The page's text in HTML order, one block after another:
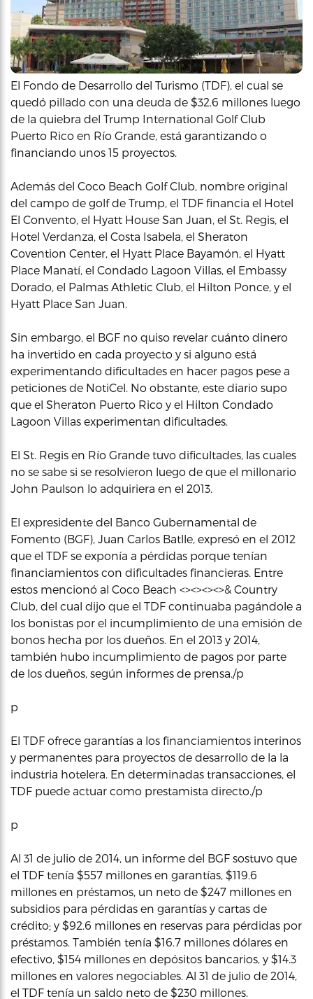
El Fondo de Desarrollo del Turismo (TDF), el cual se
quedó pillado con una deuda de $32.6 millones luego
de la quiebra del Trump International Golf Club
Puerto Rico en Río Grande, está garantizando o
financiando unos 15 proyectos.
Además del Coco Beach Golf Club, nombre original
del campo de golf de Trump, el TDF financia el Hotel
El Convento, el Hyatt House San Juan, el St. Regis, el
Hotel Verdanza, el Costa Isabela, el Sheraton
Covention Center, el Hyatt Place Bayamón, el Hyatt
Place Manatí, el Condado Lagoon Villas, el Embassy
Dorado, el Palmas Athletic Club, el Hilton Ponce, y el
Hyatt Place San Juan.
Sin embargo, el BGF no quiso revelar cuánto dinero
ha invertido en cada proyecto y si alguno está
experimentando dificultades en hacer pagos pese a
peticiones de NotiCel. No obstante, este diario supo
que el Sheraton Puerto Rico y el Hilton Condado
Lagoon Villas experimentan dificultades.
El St. Regis en Río Grande tuvo dificultades, las cuales
no se sabe si se resolvieron luego de que el millonario
John Paulson lo adquiriera en el 2013.
El expresidente del Banco Gubernamental de
Fomento (BGF), Juan Carlos Batlle, expresó en el 2012
que el TDF se exponía a pérdidas porque tenían
financiamientos con dificultades financieras. Entre
estos mencionó al Coco Beach <><><><>& Country
Club, del cual dijo que el TDF continuaba pagándole a
los bonistas por el incumplimiento de una emisión de
bonos hecha por los dueños. En el 2013 y 2014,
también hubo incumplimiento de pagos por parte
de los dueños, según informes de prensa./p
p
El TDF ofrece garantías a los financiamientos interinos
y permanentes para proyectos de desarrollo de la la
industria hotelera. En determinadas transacciones, el
TDF puede actuar como prestamista directo./p
p
Al 31 de julio de 2014, un informe del BGF sostuvo que
el TDF tenía $557 millones en garantías, $119.6
millones en préstamos, un neto de $247 millones en
subsidios para pérdidas en garantías y cartas de
crédito; y $92.6 millones en reservas para pérdidas por
préstamos. También tenía $16.7 millones dólares en
efectivo, $154 millones en depósitos bancarios, y $14.3
millones en valores negociables. Al 31 de julio de 2014,
el TDF tenía un saldo neto de $230 millones.